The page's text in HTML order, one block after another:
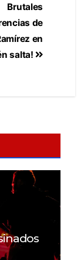
Brutales
de
en
salta!